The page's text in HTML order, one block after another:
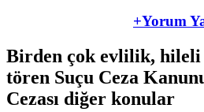
+Yorum
Birden çok evlilik, hileli
tören Suçu Ceza
Cezası diğer konular